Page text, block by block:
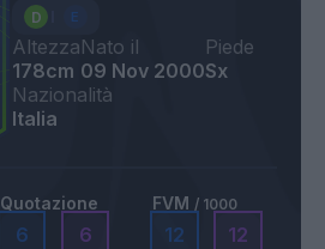
Altezza
178cm
Nato il
09 Nov 2000
Piede
Sx
Nazionalità
Italia
Quotazione
6 6
FVM / 1000
12 12